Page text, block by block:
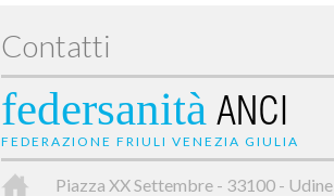
Contatti
federsanità ANCI
FEDERAZIONE FRIULI VENEZIA GIULIA
Piazza XX Settembre - 33100 - Udine